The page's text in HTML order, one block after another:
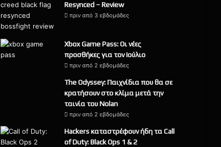
9
Resynced – Review
πριν από 3 εβδομάδες
Xbox Game Pass: Οι νέες
προσθήκες για τον Ιούλιο
πριν από 2 εβδομάδες
The Odyssey: Παιχνίδια που θα σε
κρατήσουν στο κλίμα μετά την
ταινία του Nolan
πριν από 2 εβδομάδες
Hackers καταστρέφουν ήδη τα Call
of Duty: Black Ops 1 & 2